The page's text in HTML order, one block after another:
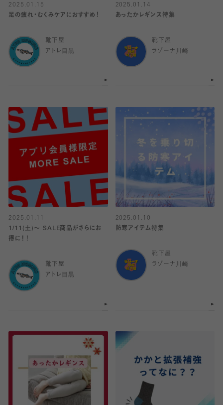
2025.01.15
足の疲れ・むくみケアにおすすめ！
靴下屋
アトレ目黒
2025.01.14
あったかレギンス特集
靴下屋
ラゾーナ川崎
2025.01.11
1/11(土)〜 SALE商品がさらにお
得に！！
靴下屋
アトレ目黒
2025.01.10
防寒アイテム特集
靴下屋
ラゾーナ川崎